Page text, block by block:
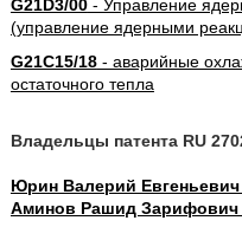
G21D3/00- Управление
(управление ядерными
G21C15/18- аварийные
остаточного тепла
Владельцы патента RU
Юрин Валерий Евгеньевич
Аминов Рашид Зарифович